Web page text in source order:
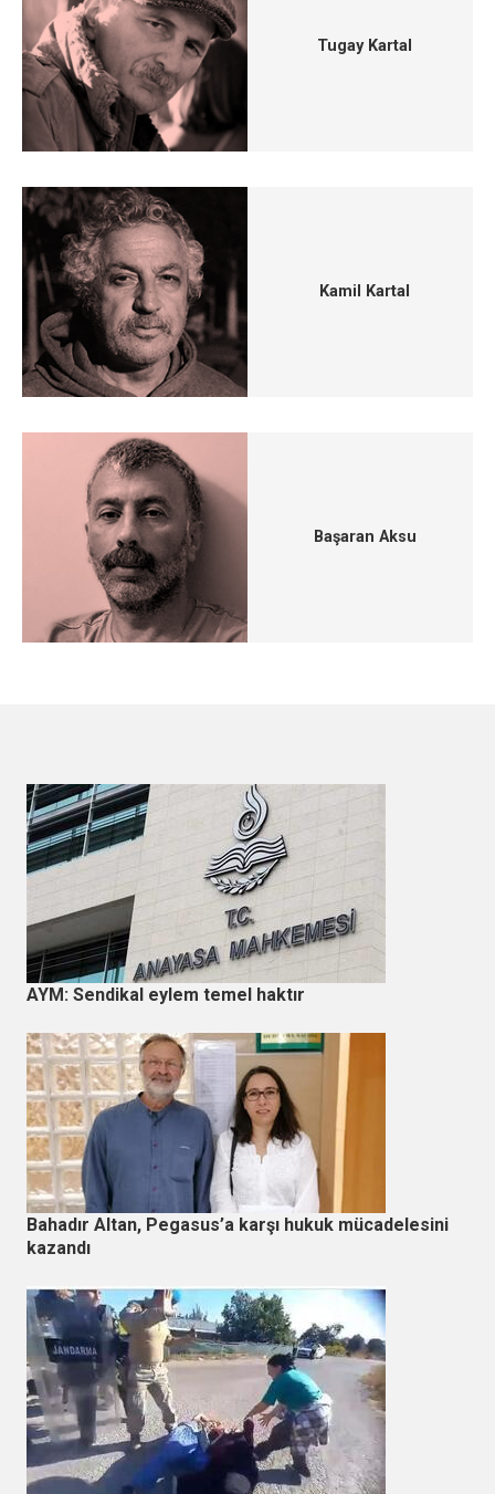
Tugay Kartal
Kamil Kartal
Başaran Aksu
AYM: Sendikal eylem temel haktır
Bahadır Altan, Pegasus’a karşı hukuk mücadelesini
kazandı